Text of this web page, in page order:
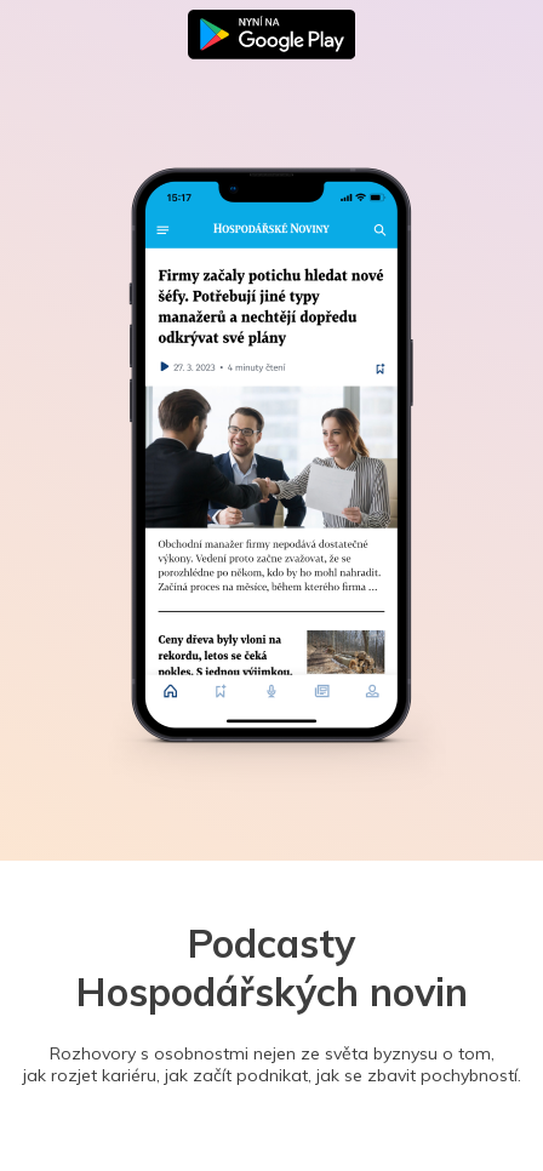
Podcasty
Hospodářských novin
Rozhovory s osobnostmi nejen ze světa byznysu o tom,
jak rozjet kariéru, jak začít podnikat, jak se zbavit pochybností.